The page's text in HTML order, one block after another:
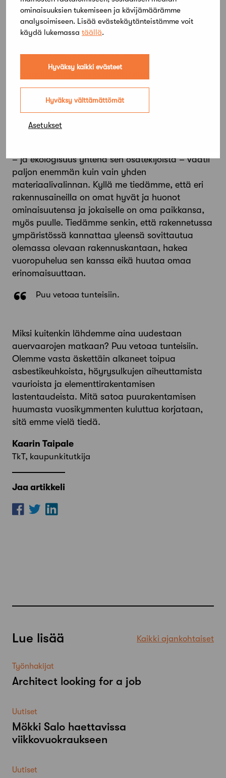
ominaisuuksien tukemiseen ja kävijämäärämme
analysoimiseen. Lisää evästekäytänteistämme voit
käydä lukemassa täällä.
Hyväksy kaikki evästeet
Hyväksy välttämättömät
Asetukset
pintamateriaaleja ja puuelementtejä tuodaan nyt
ulkomailta. Muistutetaan aivan oikein, ettei puuta
pidä polttaa lämmöksi eikä keittää selluksi, ja
juuri siksi kehitetäänkin korkeamman
jalostusasteen biotuotteita kuin kakkosneloset.
ymmärtämään, mistä suunnista paineet
puurakentamisen suosimiseen tulevat ja kenen
intressissä on luoda mielikuvia puurakentamisesta
”ekologisena” ratkaisuna.
– ja ekologisuus yhtenä sen osatekijöistä – vaatii
paljon enemmän kuin vain yhden
materiaalivalinnan. Kyllä me tiedämme, että eri
rakennusaineilla on omat hyvät ja huonot
ominaisuutensa ja jokaiselle on oma paikkansa,
myös puulle. Tiedämme senkin, että rakennetussa
ympäristössä kannattaa yleensä sovittautua
olemassa olevaan rakennuskantaan, hakea
vuoro­puhelua sen kanssa eikä huutaa omaa
erinomaisuuttaan.
Puu vetoaa tunteisiin.
Miksi kuitenkin lähdemme aina uudestaan
auervaarojen matkaan? Puu vetoaa tunteisiin.
Olemme vasta äskettäin alkaneet toipua
asbestikeuhkoista, höyrysulkujen aiheuttamista
vaurioista ja elementtirakentamisen
lastentaudeista. Mitä satoa puurakentamisen
huumasta vuosikymmenten kuluttua korjataan,
sitä emme vielä tiedä.
Kaarin Taipale
TkT, kaupunkitutkija
Jaa artikkeli
Lue lisää Kaikki ajankohtaiset
Työnhakijat
Architect looking for a job
Uutiset
Mökki Salo haettavissa
viikkovuokraukseen
Uutiset